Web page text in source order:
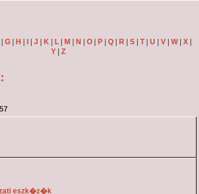
G H J K L M N O P Q R S T| U V W| X
Y
Z
eszk�z�k